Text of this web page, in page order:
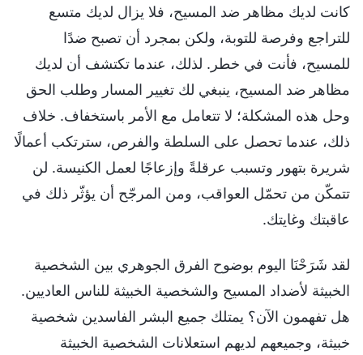
كانت لديك مظاهر ضد المسيح، فلا يزال لديك متسع
للتراجع وفرصة للتوبة، ولكن بمجرد أن تصبح ضدًا
للمسيح، فأنت في خطر. لذلك، عندما تكتشف أن لديك
مظاهر ضد المسيح، ينبغي لك تغيير المسار وطلب الحق
وحل هذه المشكلة؛ لا تتعامل مع الأمر باستخفاف. خلاف
ذلك، عندما تحصل على السلطة والفرص، سترتكب أعمالًا
شريرة بتهور وتسبب عرقلةً وإزعاجًا لعمل الكنيسة. لن
تتمكّن من تحمّل العواقب، ومن المرجّح أن يؤثّر ذلك في
عاقبتك وغايتك.
لقد شَرَحْنَا اليوم بوضوح الفرق الجوهري بين الشخصية
الخبيثة لأضداد المسيح والشخصية الخبيثة للناس العاديين.
هل تفهمون الآن؟ يمتلك جميع البشر الفاسدين شخصية
خبيثة، وجميعهم لديهم استعلانات الشخصية الخبيثة